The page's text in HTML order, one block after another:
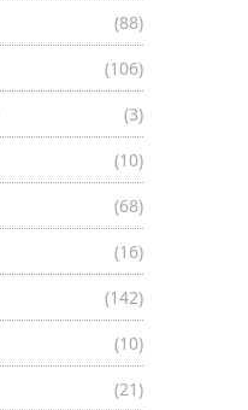
(88)
(106)
(3)
(10)
(68)
(16)
(142)
(10)
(21)